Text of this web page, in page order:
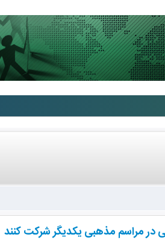
در مراسم مذهبی یکدیگر شرکت کنند